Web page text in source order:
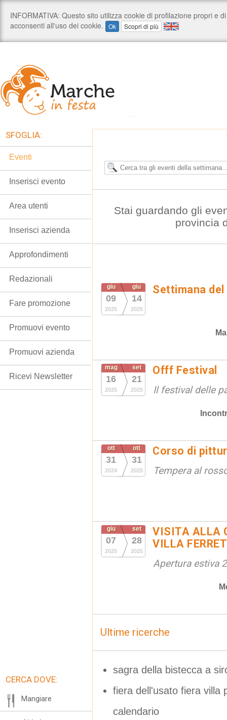
Stai guardando gli
provincia
giu
09
2025
giu
14
2025
Settimana
mag
16
2025
set
21
2025
Offf Festival
Il festival delle
ott
31
2024
ott
31
2025
Corso di
Tempera al
giu
07
2025
set
28
2025
VISITA ALLA
VILLA
Apertura estiva
Ultime ricerche
sagra della bistecca a
fiera dell'usato fiera villa
calendario
SFOGLIA:
Eventi
Inserisci evento
Area utenti
Inserisci azienda
Approfondimenti
Redazionali
Fare promozione
Promuovi evento
Promuovi azienda
Ricevi Newsletter
CERCA DOVE:
Mangiare